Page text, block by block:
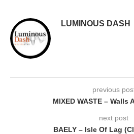
LUMINOUS DASH
previous
MIXED WASTE – Walls
next post
BAELY – Isle Of Lag